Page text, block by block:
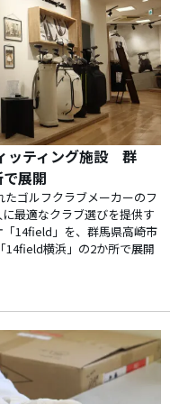
ッティング施設 群
展開
ゴルフクラブメーカーのフ
最適なクラブ選びを提供す
14field」を、群馬県高崎市
14field横浜」の2か所で展開